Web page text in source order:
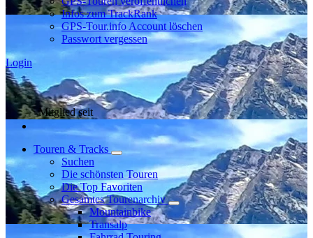
Infos zum TrackRank
GPS-Tour.info Account löschen
Passwort vergessen
Login
Mitglied seit
Touren & Tracks
Suchen
Die schönsten Touren
Die Top Favoriten
Gesamtes Tourenarchiv
Mountainbike
Transalp